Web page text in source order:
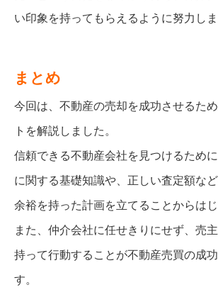
い印象を持ってもらえるように努力しま
まとめ
今回は、不動産の売却を成功させるた
トを解説しました。
信頼できる不動産会社を見つけるため
に関する基礎知識や、正しい査定額など
余裕を持った計画を立てることからはじ
また、仲介会社に任せきりにせず、売
持って行動することが不動産売買の成
す。